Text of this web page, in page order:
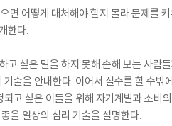
면 어떻게 대처해야 할지 몰라 문제를
한다.
싶은 말을 하지 못해 손해 보는 사람
술을 안내한다. 이어서 실수를 할 수밖
고 싶은 이들을 위해 자기계발과 소비
을 일상의 심리 기술을 설명한다.